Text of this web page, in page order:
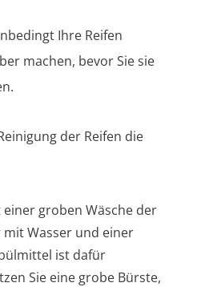
Ihre Reifen
machen, bevor Sie sie
der Reifen die
einer groben Wäsche der
mit Wasser und einer
ist dafür
Sie eine grobe Bürste,